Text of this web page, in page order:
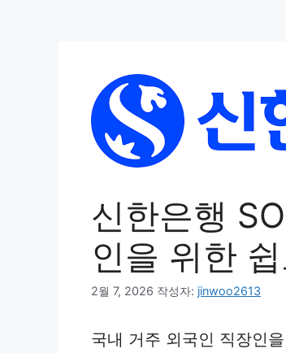
신한은행
인을 위한
2월 7, 2026 작성자: jinwoo2613
국내 거주 외국인 직장인